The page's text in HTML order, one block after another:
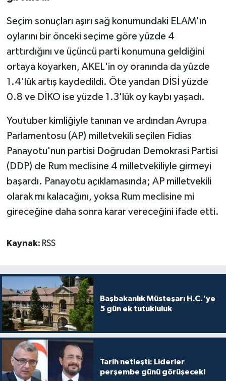
Seçim sonuçları aşırı sağ konumundaki ELAM'ın
oylarını bir önceki seçime göre yüzde 4
arttırdığını ve üçüncü parti konumuna geldiğini
ortaya koyarken, AKEL'in oy oranında da yüzde
1.4'lük artış kaydedildi. Öte yandan DİSİ yüzde
0.8 ve DİKO ise yüzde 1.3'lük oy kaybı yaşadı.
Youtuber kimliğiyle tanınan ve ardından Avrupa
Parlamentosu (AP) milletvekili seçilen Fidias
Panayotu'nun partisi Doğrudan Demokrasi Partisi
(DDP) de Rum meclisine 4 milletvekiliyle girmeyi
başardı. Panayotu açıklamasında; AP milletvekili
olarak mı kalacağını, yoksa Rum meclisine mi
gireceğine daha sonra karar vereceğini ifade etti.
Kaynak: RSS
Başbakanlık Müsteşarı H.C.'ye
5 gün ek tutukluluk
Tarih netleşti: Liderler
perşembe günü görüşecek!